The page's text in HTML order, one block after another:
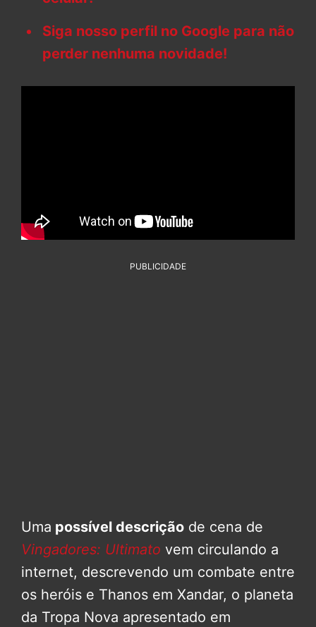
Siga nosso perfil no Google para não
perder nenhuma novidade!
PUBLICIDADE
Uma possível descrição de cena de
Vingadores: Ultimato vem circulando a
internet, descrevendo um combate entre
os heróis e Thanos em Xandar, o planeta
da Tropa Nova apresentado em